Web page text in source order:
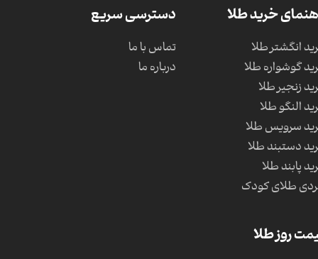
خرید طلا
انگشتر طلا
گوشواره طلا
زنجیر طلا
النگو طلا
سرویس طلا
دستبند طلا
پابند طلا
طلای کودک
دسترسی سریع
تماس با ما
درباره ما
روز طلا